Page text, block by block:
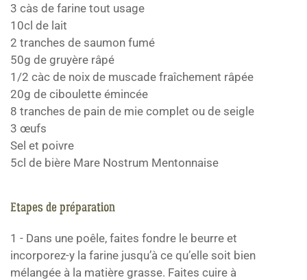
3 càs de farine tout usage
10cl de lait
2 tranches de saumon fumé
50g de gruyère râpé
1/2 càc de noix de muscade fraîchement râpée
20g de ciboulette émincée
8 tranches de pain de mie complet ou de seigle
3 œufs
Sel et poivre
5cl de bière Mare Nostrum Mentonnaise
Etapes de préparation
1 - Dans une poêle, faites fondre le beurre et
incorporez-y la farine jusqu’à ce qu’elle soit bien
mélangée à la matière grasse. Faites cuire à